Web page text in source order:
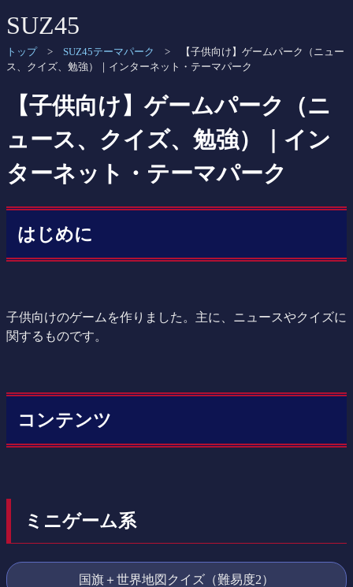
SUZ45
トップ> SUZ45テーマパーク
> 【子供向け】ゲームパーク（ニュー
ス、クイズ、勉強）｜インターネット・テーマパーク
【子供向け】ゲームパーク（ニ
ュース、クイズ、勉強）｜イン
ターネット・テーマパーク
はじめに
子供向けのゲームを作りました。主に、ニュースやクイズに
関するものです。
コンテンツ
ミニゲーム系
国旗＋世界地図クイズ（難易度2）